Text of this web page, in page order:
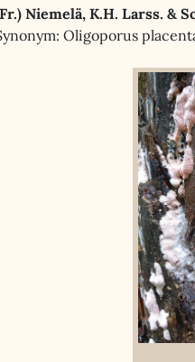
Niemelä, K.H. Larss. &
Oligoporus